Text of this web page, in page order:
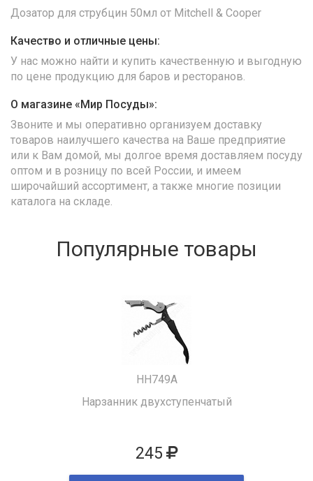
Дозатор для струбцин 50мл от Mitchell & Cooper
Качество и отличные цены:
У нас можно найти и купить качественную и выгодную
по цене продукцию для баров и ресторанов.
О магазине «Мир Посуды»:
Звоните и мы оперативно организуем доставку
товаров наилучшего качества на Ваше предприятие
или к Вам домой, мы долгое время доставляем посуду
оптом и в розницу по всей России, и имеем
широчайший ассортимент, а также многие позиции
каталога на складе.
Популярные товары
HH749A
Нарзанник двухступенчатый
245